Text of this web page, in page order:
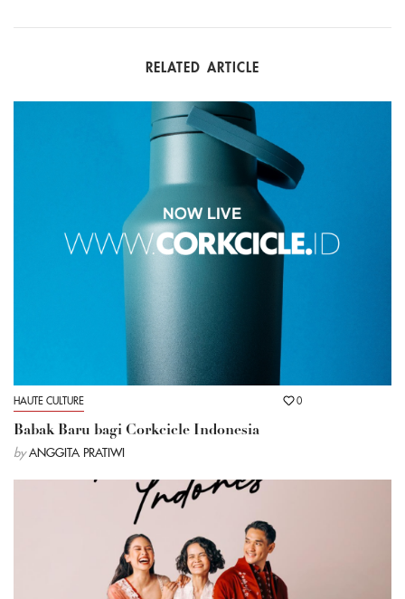
RELATED ARTICLE
HAUTE CULTURE 0
Babak Baru bagi Corkcicle Indonesia
by ANGGITA PRATIWI